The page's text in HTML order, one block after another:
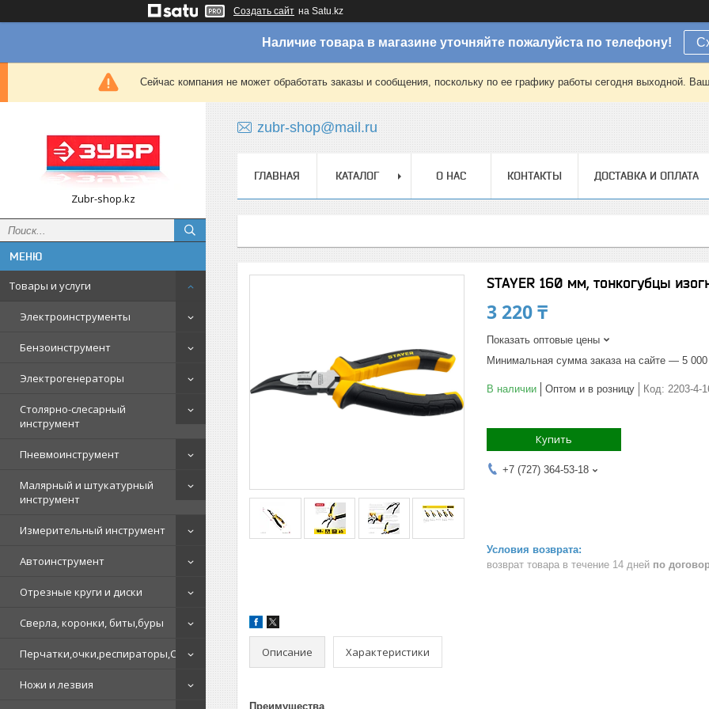
Создать сайт на Satu.kz
Наличие товара в магазине уточняйте пожалуйста по телефону!
Сейчас компания не может обработать заказы и сообщения, поскольку по ее графику работы сегодня выходной.
Zubr-shop.kz
Товары и услуги
Электроинструменты
Бензоинструмент
Электрогенераторы
Столярно-слесарный
инструмент
Пневмоинструмент
Малярный и штукатурный
инструмент
Измерительный инструмент
Автоинструмент
Отрезные круги и диски
Сверла, коронки, биты,буры
Перчатки,очки,респираторы,СИЗ
Ножи и лезвия
zubr-shop@mail.ru
ГЛАВНАЯ КАТАЛОГ О НАС КОНТАКТЫ ДОСТАВКА И ОПЛАТА
STAYER 160 мм, тонкогубцы
3 220 ₸
Показать оптовые цены
Минимальная сумма заказа на сайте — 5
В наличии Оптом и в розницу Код: 2203-4-
Купить
+7 (727) 364-53-18
возврат товара в течение 14 дней по
Описание Характеристики
Преимущества